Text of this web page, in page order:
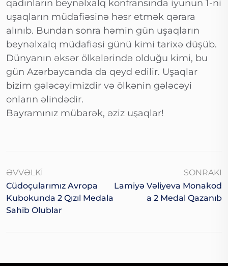
qadınların beynəlxalq konfransında iyunun 1-ni
uşaqların müdafiəsinə həsr etmək qərara
alınıb. Bundan sonra həmin gün uşaqların
beynəlxalq müdafiəsi günü kimi tarixə düşüb.
Dünyanın əksər ölkələrində olduğu kimi, bu
gün Azərbaycanda da qeyd edilir. Uşaqlar
bizim gələcəyimizdir və ölkənin gələcəyi
onların əlindədir.
Bayramınız mübarək, əziz uşaqlar!
ƏVVƏLKI
Cüdoçularımız Avropa
Kubokunda 2 Qızıl Medala
Sahib Olublar
SONRAKI
Lamiyə Vəliyeva Monakod
A 2 Medal Qazanıb